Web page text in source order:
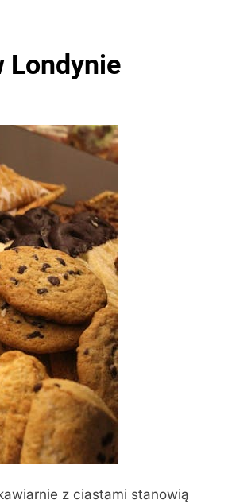
Londynie
z ciastami stanowią